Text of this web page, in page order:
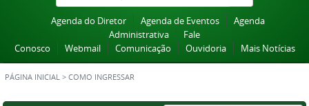
Agenda do Diretor Agenda de Eventos
Agenda
Administrativa
Fale
Conosco
Webmail Comunicação Ouvidoria Mais Notícias
PÁGINA INICIAL > COMO INGRESSAR